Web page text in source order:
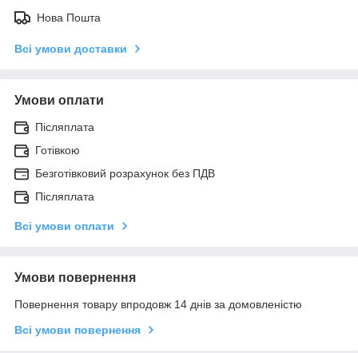
Нова Пошта
Всі умови доставки
Умови оплати
Післяплата
Готівкою
Безготівковий розрахунок без ПДВ
Післяплата
Всі умови оплати
Умови повернення
Повернення товару впродовж 14 днів за домовленістю
Всі умови повернення